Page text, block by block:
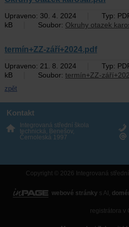
Upraveno: 30. 4. 2024 Typ:
kB
Soubor: Okruhy otazek
termín+ZZ-září+2024.pdf
Upraveno: 21. 8. 2024 Typ:
kB
Soubor: termín+ZZ-
zpět
Kontakt
Integrovaná střední škola
technická, Benešov,
Černoleská 1997
Copyright © 2026 Integrovaná
webové stránky s AI,
registrátora v